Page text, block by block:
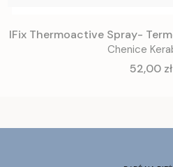
IFix Thermoactive Spray-
Chenice
Cena
52,00 zł